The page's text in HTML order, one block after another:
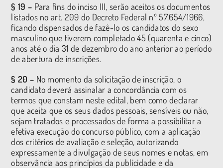
§ 19 – Para fins do inciso III, serão aceitos os documentos
listados no art. 209 do Decreto Federal nº 57.654/1966,
ficando dispensados de fazê-lo os candidatos do sexo
masculino que tiverem completado 45 (quarenta e cinco)
anos até o dia 31 de dezembro do ano anterior ao período
de abertura de inscrições.
§ 20 – No momento da solicitação de inscrição, o
candidato deverá assinalar a concordância com os
termos que constam neste edital, bem como declarar
que aceita que os seus dados pessoais, sensíveis ou não,
sejam tratados e processados de forma a possibilitar a
efetiva execução do concurso público, com a aplicação
dos critérios de avaliação e seleção, autorizando
expressamente a divulgação de seus nomes e notas, em
observância aos princípios da publicidade e da